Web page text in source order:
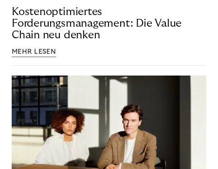
Kostenoptimiertes
Forderungsmanagement: Die Value
Chain neu denken
MEHR LESEN